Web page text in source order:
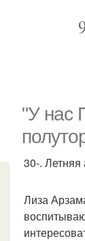
"У нас
30-. Летняя
Лиза